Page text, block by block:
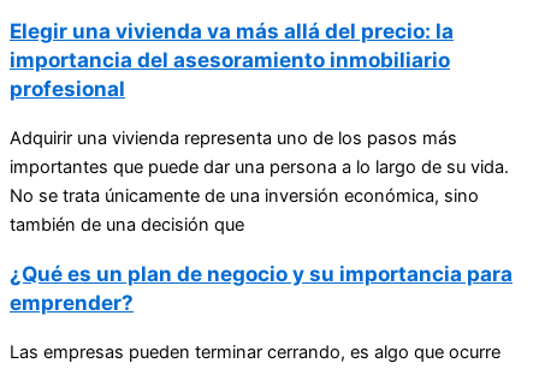
Elegir una vivienda va más allá del precio: la
importancia del asesoramiento inmobiliario
profesional
Adquirir una vivienda representa uno de los pasos más
importantes que puede dar una persona a lo largo de su vida.
No se trata únicamente de una inversión económica, sino
también de una decisión que
¿Qué es un plan de negocio y su importancia para
emprender?
Las empresas pueden terminar cerrando, es algo que ocurre